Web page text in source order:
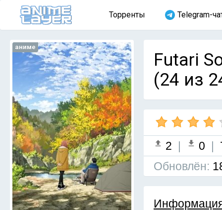
Торренты Telegram-
аниме
Futari
(24 из
2 | 0 |
Обновлён: